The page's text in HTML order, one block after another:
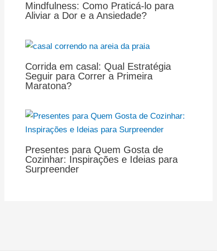
Mindfulness: Como Praticá-lo para
Aliviar a Dor e a Ansiedade?
Corrida em casal: Qual Estratégia
Seguir para Correr a Primeira
Maratona?
Presentes para Quem Gosta de
Cozinhar: Inspirações e Ideias para
Surpreender